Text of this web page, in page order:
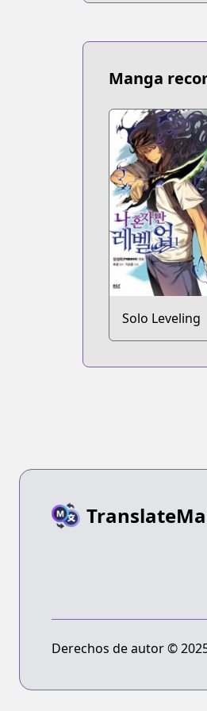
Manga
Solo Leveling
Derechos de autor ©